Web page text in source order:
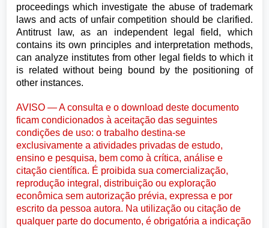
proceedings which investigate the abuse of trademark
laws and acts of unfair competition should be clarified.
Antitrust law, as an independent legal field, which
contains its own principles and interpretation methods,
can analyze institutes from other legal fields to which it
is related without being bound by the positioning of
other instances.
AVISO — A consulta e o download deste documento
ficam condicionados à aceitação das seguintes
condições de uso: o trabalho destina-se
exclusivamente a atividades privadas de estudo,
ensino e pesquisa, bem como à crítica, análise e
citação científica. É proibida sua comercialização,
reprodução integral, distribuição ou exploração
econômica sem autorização prévia, expressa e por
escrito da pessoa autora. Na utilização ou citação de
qualquer parte do documento, é obrigatória a indicação